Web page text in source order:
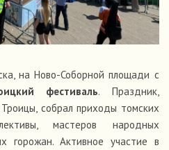
на Ново-Соборной площади с
фестиваль. Праздник,
собрал приходы томских
мастеров народных
горожан. Активное участие в